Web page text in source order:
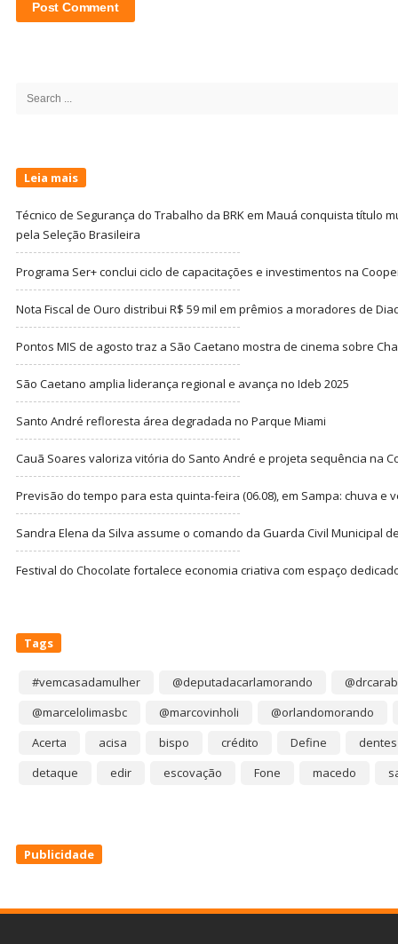
Search
Leia mais
Técnico de Segurança do Trabalho da BRK em Mauá conquista título
pela Seleção Brasileira
Programa Ser+ conclui ciclo de capacitações e investimentos na
Nota Fiscal de Ouro distribui R$ 59 mil em prêmios a moradores de
Pontos MIS de agosto traz a São Caetano mostra de cinema sobre
São Caetano amplia liderança regional e avança no Ideb 2025
Santo André refloresta área degradada no Parque Miami
Cauã Soares valoriza vitória do Santo André e projeta sequência na
Previsão do tempo para esta quinta-feira (06.08), em Sampa: chuva e
Sandra Elena da Silva assume o comando da Guarda Civil Municipal
Festival do Chocolate fortalece economia criativa com espaço
Tags
#vemcasadamulher @deputadacarlamorando
@marcelolimasbc
@marcovinholi
@orlandomorando
Acerta
acisa bispo crédito Define
dentes
detaque
edir escovação Fone macedo
Publicidade